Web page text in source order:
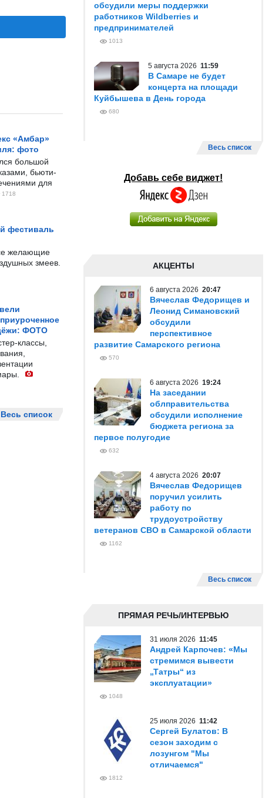
«Амбар»
фото
большой
бьюти-
для
1718
фестиваль
желающие
змеев.
ФОТО
классы,
Весь список
обсудили меры поддержки
работников Wildberries и
предпринимателей
1013
5 августа 2026 11:59
В Самаре не будет
концерта на площади
Куйбышева в День города
680
Весь список
Добавь себе виджет!
АКЦЕНТЫ
6 августа 2026 20:47
Вячеслав Федорищев и
Леонид Симановский
обсудили
перспективное
развитие Самарского региона
570
6 августа 2026 19:24
На заседании
облправительства
обсудили исполнение
бюджета региона за
первое полугодие
632
4 августа 2026 20:07
Вячеслав Федорищев
поручил усилить
работу по
трудоустройству
ветеранов СВО в Самарской области
1162
Весь список
ПРЯМАЯ РЕЧЬ/ИНТЕРВЬЮ
31 июля 2026 11:45
Андрей Карпочев: «Мы
стремимся вывести
„Татры“ из
эксплуатации»
1048
25 июля 2026 11:42
Сергей Булатов: В
сезон заходим с
лозунгом "Мы
отличаемся"
1812